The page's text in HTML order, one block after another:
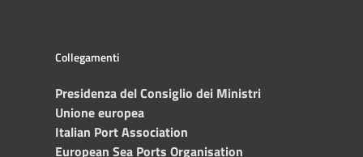
Collegamenti
Presidenza del Consiglio dei Ministri
Unione europea
Italian Port Association
European Sea Ports Organisation